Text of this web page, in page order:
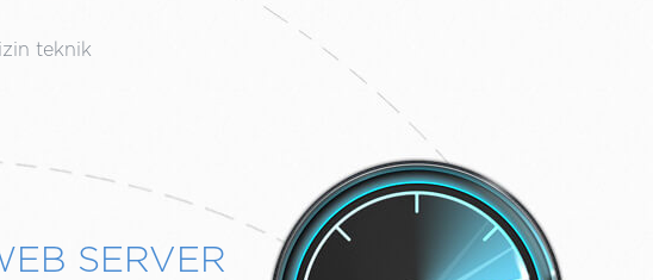
teknik
SERVER